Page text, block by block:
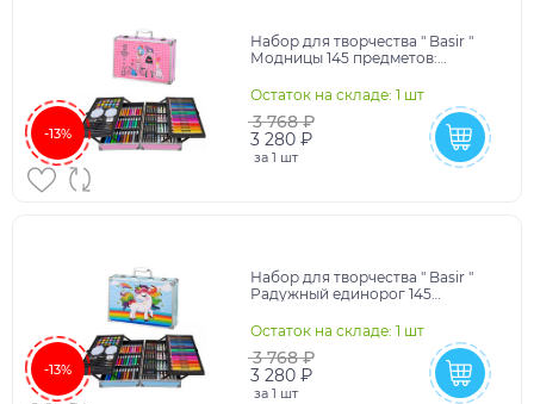
-13%
Набор для творчества " Basir "
Модницы 145 предметов:
акварель- 24цв, аквар
Остаток на складе: 1 шт
3 768 ₽
3 280 ₽
за 1 шт
-13%
Набор для творчества " Basir "
Радужный единорог 145
акварель- 24цв, акваре
Остаток на складе: 1 шт
3 768 ₽
3 280 ₽
за 1 шт